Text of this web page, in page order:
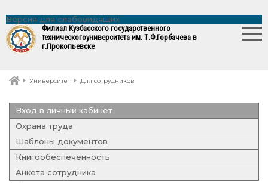
Версия для слабовидящих
Филиал Кузбасского государственного
техническогоуниверситета им. Т.Ф.Горбачева в
г.Прокопьевске
Университет Для сотрудников
Вход в личный кабинет
Охрана труда
Шаблоны документов
Книгообеспеченность
Анкета сотрудника